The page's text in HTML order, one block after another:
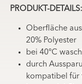
PRODUKT-DETAILS:
Oberfläche
20% Polyester
bei 40°C
durch
kompatibel für